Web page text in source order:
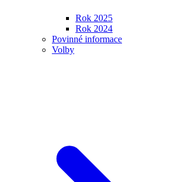
Rok 2025
Rok 2024
Povinné informace
Volby